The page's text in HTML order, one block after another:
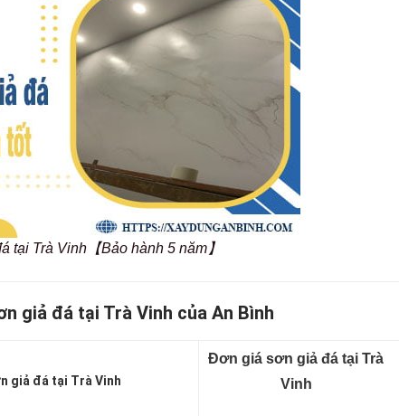
tại Trà Vinh【Bảo hành 5 năm】
giả đá tại Trà Vinh của An Bình
giả đá tại Trà Vinh
Đơn giá sơn giả đá tại Trà
Vinh